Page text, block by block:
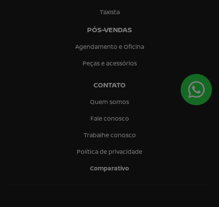
Taxista
PÓS-VENDAS
Agendamento e Oficina
Peças e acessórios
CONTATO
Quem somos
Fale conosco
Trabalhe conosco
Política de privacidade
Comparativo